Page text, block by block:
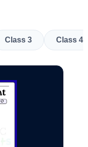
Class 3 Class 4